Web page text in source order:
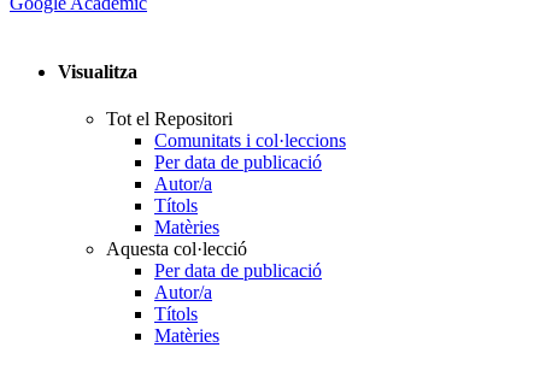
Visualitza
Tot el Repositori
Comunitats i col·leccions
Per data de publicació
Autor/a
Títols
Matèries
Aquesta col·lecció
Per data de publicació
Autor/a
Títols
Matèries